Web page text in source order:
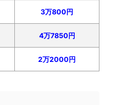
3万800円
4万7850円
2万2000円